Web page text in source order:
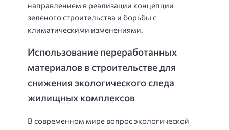
направлением в реализации концепции
зеленого строительства и борьбы с
климатическими изменениями.
Использование переработанных
материалов в строительстве для
снижения экологического следа
жилищных комплексов
В современном мире вопрос экологической